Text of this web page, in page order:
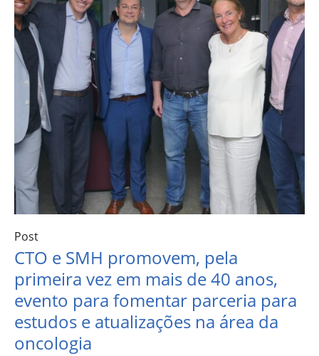
Post
CTO e SMH promovem, pela
primeira vez em mais de 40 anos,
evento para fomentar parceria para
estudos e atualizações na área da
oncologia